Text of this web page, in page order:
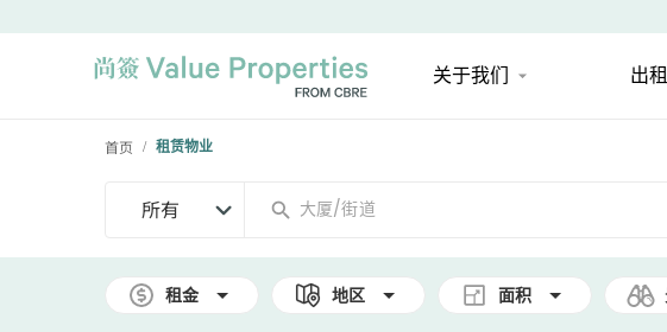
关于我们 出租
首页 / 租赁物业
所有
租金 地区 面积